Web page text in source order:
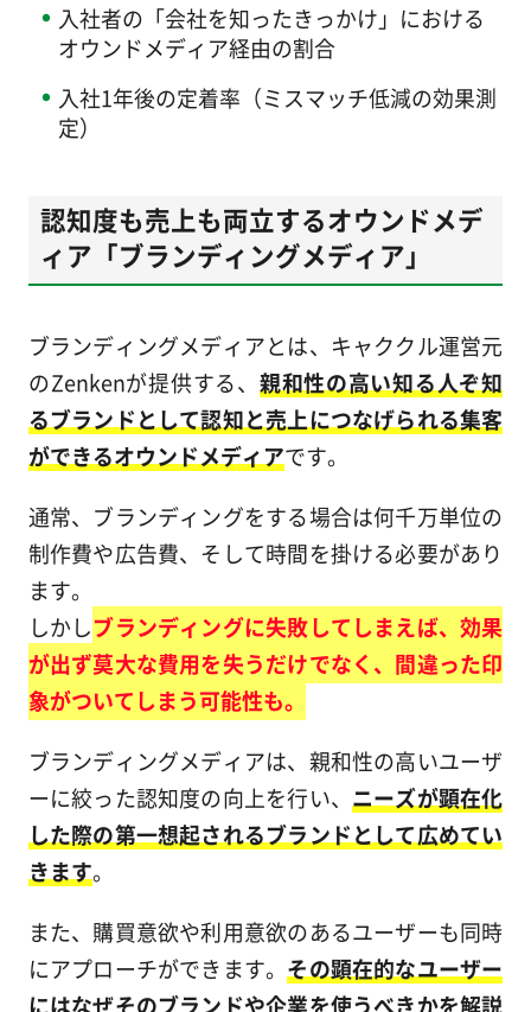
入社者の「会社を知ったきっかけ」における
オウンドメディア経由の割合
入社1年後の定着率（ミスマッチ低減の効果測
定）
認知度も売上も両立するオウンドメデ
ィア「ブランディングメディア」
ブランディングメディアとは、キャククル運営元
のZenkenが提供する、 親和性の高い知る人ぞ知
るブランドとして認知と売上につなげられる集客
ができるオウンドメディアです。
通常、ブランディングをする場合は何千万単位の
制作費や広告費、そして時間を掛ける必要があり
ます。
しかしブランディングに失敗してしまえば、効果
が出ず莫大な費用を失うだけでなく、間違った印
象がついてしまう可能性も。
ブランディングメディアは、親和性の高いユーザ
ーに絞った認知度の向上を行い、 ニーズが顕在化
した際の第一想起されるブランドとして広めてい
きます。
また、購買意欲や利用意欲のあるユーザーも同時
にアプローチができます。その顕在的なユーザー
にはなぜそのブランドや企業を使うべきかを解説